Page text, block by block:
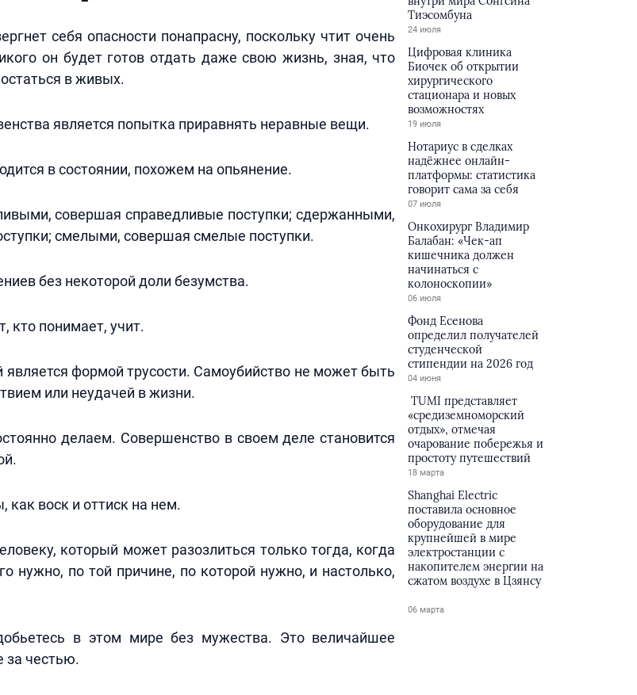
себя опасности понапрасну, поскольку чтит очень
он будет готов отдать даже свою жизнь, зная, что
в живых.
является попытка приравнять неравные вещи.
в состоянии, похожем на опьянение.
совершая справедливые поступки; сдержанными,
смелыми, совершая смелые поступки.
без некоторой доли безумства.
кто понимает, учит.
является формой трусости. Самоубийство не может быть
или неудачей в жизни.
делаем. Совершенство в своем деле становится
воск и оттиск на нем.
который может разозлиться только тогда, когда
нужно, по той причине, по которой нужно, и настолько,
в этом мире без мужества. Это величайшее
за честью.
Тиэсомбуна
24 июля
Цифровая клиника
Биочек об открытии
хирургического
стационара и новых
возможностях
19 июля
Нотариус в сделках
надёжнее онлайн-
платформы: статистика
говорит сама за себя
07 июля
Онкохирург Владимир
Балабан: «Чек-ап
кишечника должен
начинаться с
колоноскопии»
06 июля
Фонд Есенова
определил получателей
студенческой
стипендии на 2026 год
04 июня
TUMI представляет
«средиземноморский
отдых», отмечая
очарование побережья и
простоту путешествий
18 марта
Shanghai Electric
поставила основное
оборудование для
крупнейшей в мире
электростанции с
накопителем энергии на
сжатом воздухе в Цзянсу
06 марта